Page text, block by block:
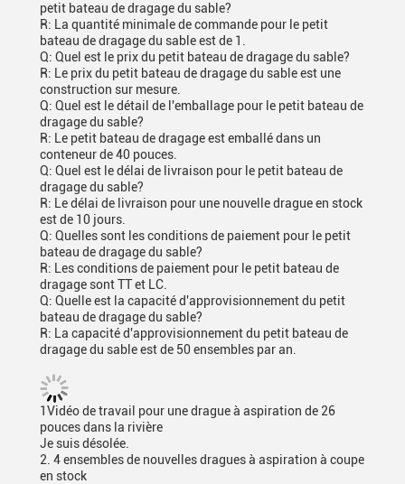
petit bateau de dragage du sable?
R: La quantité minimale de commande pour le petit
bateau de dragage du sable est de 1.
Q: Quel est le prix du petit bateau de dragage du sable?
R: Le prix du petit bateau de dragage du sable est une
construction sur mesure.
Q: Quel est le détail de l'emballage pour le petit bateau de
dragage du sable?
R: Le petit bateau de dragage est emballé dans un
conteneur de 40 pouces.
Q: Quel est le délai de livraison pour le petit bateau de
dragage du sable?
R: Le délai de livraison pour une nouvelle drague en stock
est de 10 jours.
Q: Quelles sont les conditions de paiement pour le petit
bateau de dragage du sable?
R: Les conditions de paiement pour le petit bateau de
dragage sont TT et LC.
Q: Quelle est la capacité d'approvisionnement du petit
bateau de dragage du sable?
R: La capacité d'approvisionnement du petit bateau de
dragage du sable est de 50 ensembles par an.
1Vidéo de travail pour une drague à aspiration de 26
pouces dans la rivière
Je suis désolée.
2. 4 ensembles de nouvelles dragues à aspiration à coupe
en stock